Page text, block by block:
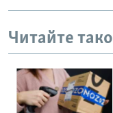
Читайте